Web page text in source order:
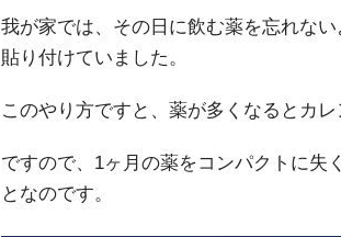
我が家では、その日に飲む薬を忘れな
貼り付けていました。
このやり方ですと、薬が多くなるとカ
ですので、1ヶ月の薬をコンパクトに失
となのです。